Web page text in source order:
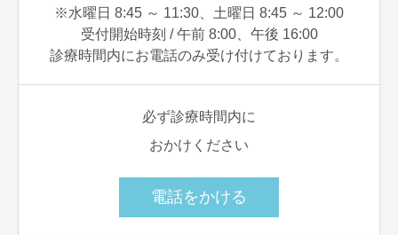
※水曜日 8:45 ～ 11:30、土曜日 8:45 ～ 12:00
受付開始時刻 / 午前 8:00、午後 16:00
診療時間内にお電話のみ受け付けております。
必ず診療時間内に
おかけください
電話をかける